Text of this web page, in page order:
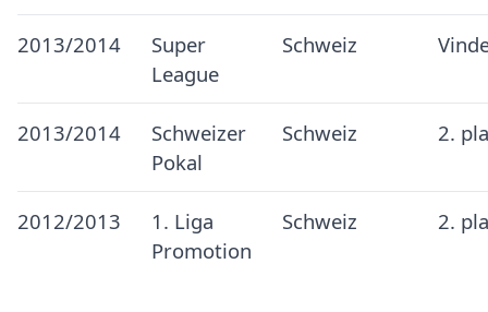
2013/2014
Super
League
Schweiz
2013/2014
Schweizer
Pokal
Schweiz 2.
2012/2013
1. Liga
Promotion
Schweiz 2.